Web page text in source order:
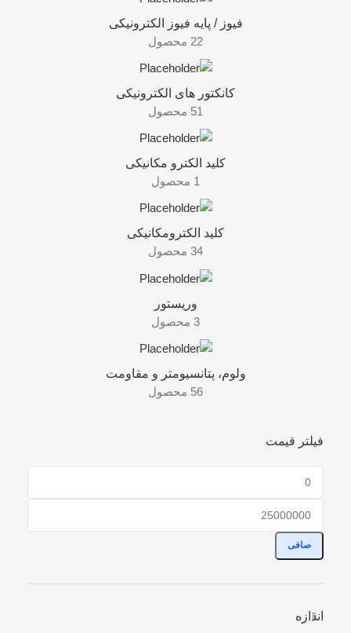
فیوز / پایه فیوز الکترونیکی
22 محصول
کانکتور های الکترونیکی
51 محصول
کلید الکترو مکانیکی
1 محصول
کلید الکترومکانیکی
34 محصول
وریستور
3 محصول
ولوم، پتانسیومتر و مقاومت
56 محصول
فیلتر قیمت
صافی
اندازه